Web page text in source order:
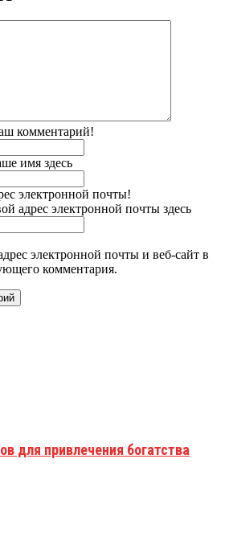
комментарий!
имя здесь
электронной почты!
адрес электронной почты здесь
электронной почты и веб-сайт в
комментария.
для привлечения богатства